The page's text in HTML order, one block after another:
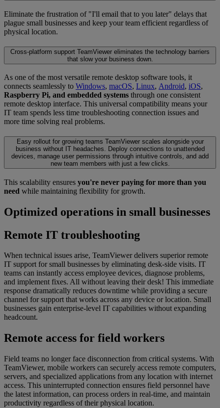
Eliminate the frustration of "I'll email that to you later" delays that
plague small businesses and keep your team efficient regardless of
physical location.
Cross-platform support TeamViewer eliminates the technology barriers
that slow your business down.
As one of the most versatile remote desktop software tools, it
connects seamlessly to Windows, macOS, Linux, Android, iOS,
Raspberry Pi, and embedded systems through one consistent
remote desktop interface. This universal compatibility means your
IT team spends less time troubleshooting connection issues and
more time solving real problems.
Easy rollout for growing teams TeamViewer scales alongside your
business without IT headaches. Deploy connections to unattended
devices, manage user permissions through intuitive controls, and add
new team members with just a few clicks.
This scalability ensures you're never paying for more than you
need while maintaining flexibility for growth.
Optimized operations in small businesses
Remote IT troubleshooting
When technical issues arise, TeamViewer delivers superior remote
IT support for small businesses by eliminating desk-side visits. IT
teams can instantly access employee devices, diagnose problems,
and implement fixes. All without leaving their desk! This immediate
response dramatically reduces downtime while providing a secure
channel for support that works across any device or location. Small
businesses gain enterprise-level IT capabilities without expanding
headcount.
Remote access for field workers
Field teams no longer face disconnection from critical systems. With
TeamViewer, mobile workers can securely access remote computers,
servers, and specialized applications from any location with internet
access. This uninterrupted connection ensures field personnel have
the latest information, can process orders in real-time, and maintain
productivity regardless of their physical location.